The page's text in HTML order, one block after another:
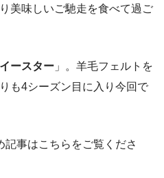
美味しいご馳走を食べて過ご
イースター 」。羊毛フェルトを
も4シーズン目に入り今回で
事はこちらをご覧くださ